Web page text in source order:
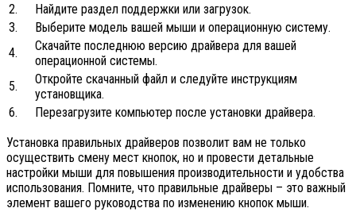
2.
Найдите раздел поддержки или загрузок.
3.
Выберите модель вашей мыши и операционную систему.
4.
Скачайте последнюю версию драйвера для вашей
операционной системы.
5.
Откройте скачанный файл и следуйте инструкциям
установщика.
6.
Перезагрузите компьютер после установки драйвера.
Установка правильных драйверов позволит вам не только
осуществить смену мест кнопок, но и провести детальные
настройки мыши для повышения производительности и удобства
использования. Помните, что правильные драйверы – это важный
элемент вашего руководства по изменению кнопок мыши.